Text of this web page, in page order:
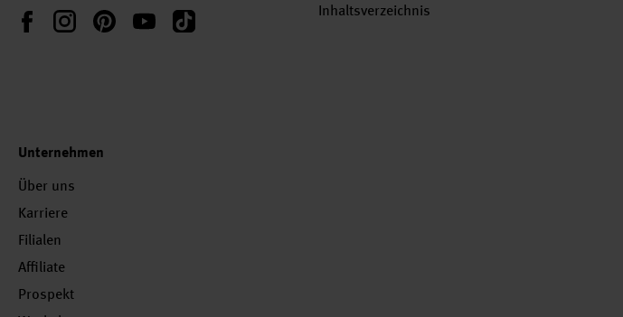
FacebookInstagramPinterestYouTubeTikTok
Inhaltsverzeichnis
Unternehmen
Über uns
Karriere
Filialen
Affiliate
Prospekt